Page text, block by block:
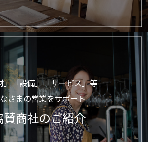
」「設備」「サービス」等
さまの営業をサポート
賛商社のご紹介